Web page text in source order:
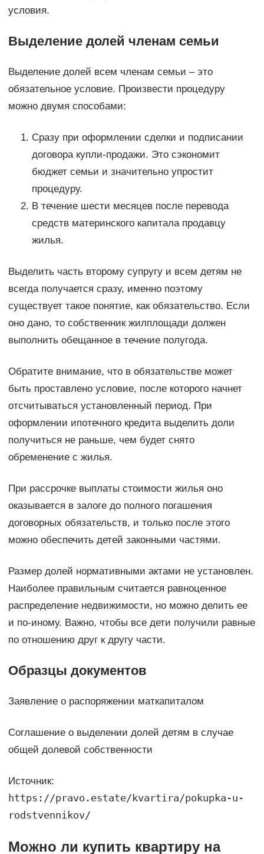
условия.
Выделение долей членам семьи
Выделение долей всем членам семьи – это
обязательное условие. Произвести процедуру
можно двумя способами:
Сразу при оформлении сделки и подписании
договора купли-продажи. Это сэкономит
бюджет семьи и значительно упростит
процедуру.
В течение шести месяцев после перевода
средств материнского капитала продавцу
жилья.
Выделить часть второму супругу и всем детям не
всегда получается сразу, именно поэтому
существует такое понятие, как обязательство. Если
оно дано, то собственник жилплощади должен
выполнить обещанное в течение полугода.
Обратите внимание, что в обязательстве может
быть проставлено условие, после которого начнет
отсчитываться установленный период. При
оформлении ипотечного кредита выделить доли
получиться не раньше, чем будет снято
обременение с жилья.
При рассрочке выплаты стоимости жилья оно
оказывается в залоге до полного погашения
договорных обязательств, и только после этого
можно обеспечить детей законными частями.
Размер долей нормативными актами не установлен.
Наиболее правильным считается равноценное
распределение недвижимости, но можно делить ее
и по-иному. Важно, чтобы все дети получили равные
по отношению друг к другу части.
Образцы документов
Заявление о распоряжении маткапиталом
Соглашение о выделении долей детям в случае
общей долевой собственности
Источник:
https://pravo.estate/kvartira/pokupka-u-
rodstvennikov/
Можно ли купить квартиру на